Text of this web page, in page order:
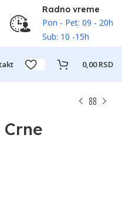
Radno vreme
Pon - Pet: 09 - 20h
Sub: 10 -15h
0,00RSD